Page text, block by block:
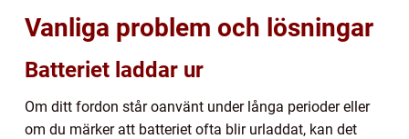
Vanliga problem och lösningar
Batteriet laddar ur
Om ditt fordon står oanvänt under långa perioder eller
om du märker att batteriet ofta blir urladdat, kan det